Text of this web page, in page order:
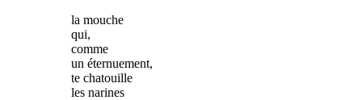
la mouche
qui,
comme
un éternuement,
te chatouille
les narines